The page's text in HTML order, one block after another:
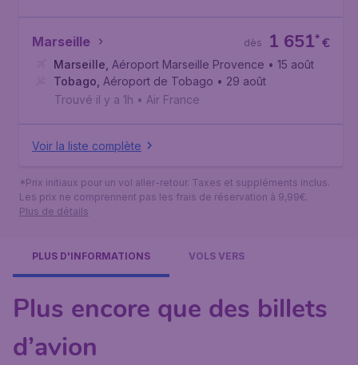
Marseille €
1 651*
dès
Marseille Aéroport Marseille Provence • 15 août
Tobago Aéroport de Tobago • 29 août
Trouvé il y a 1h • Air France
Voir la liste complète
*Prix initiaux pour un vol aller-retour. Taxes et suppléments inclus.
Les prix ne comprennent pas les frais de réservation à 9,99€.
Plus de détails
PLUS D'INFORMATIONS VOLS VERS
Plus encore que des billets
d’avion